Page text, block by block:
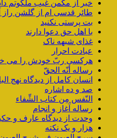
خبر از مکمن غیب ملکوتم
طائر قدسی ام از گلشن
بت پرستی نکنید
با اهل حق دعوا دارند
غذای شبهه ناک
عبادت احرار
هرکسی ربّ خودش را می
رساله أنّه الحقّ
انسان کامل از دیدگاه نهج
صد و ده اشاره
النّفس مِن کتاب الشِّفاء
رساله آغاز و انجام
وحدت از دیدگاه عارف و
هزار و یک نکته